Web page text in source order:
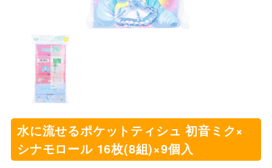
水に流せるポケットティシュ 初音ミク×
シナモロール 16枚(8組)×9個入